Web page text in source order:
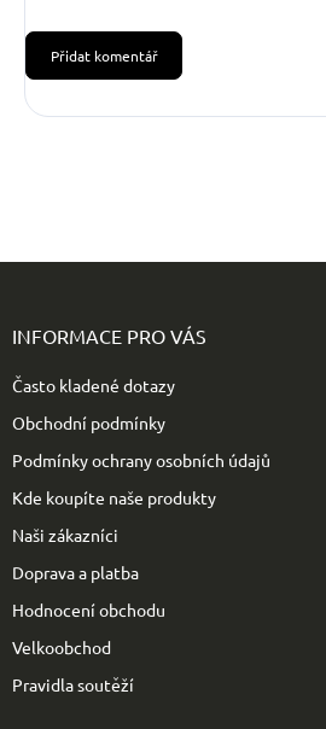
Přidat komentář
INFORMACE PRO VÁS
Často kladené dotazy
Obchodní podmínky
Podmínky ochrany osobních údajů
Kde koupíte naše produkty
Naši zákazníci
Doprava a platba
Hodnocení obchodu
Velkoobchod
Pravidla soutěží